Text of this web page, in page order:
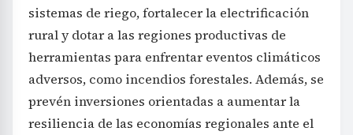
sistemas de riego, fortalecer la electrificación
rural y dotar a las regiones productivas de
herramientas para enfrentar eventos climáticos
adversos, como incendios forestales. Además, se
prevén inversiones orientadas a aumentar la
resiliencia de las economías regionales ante el